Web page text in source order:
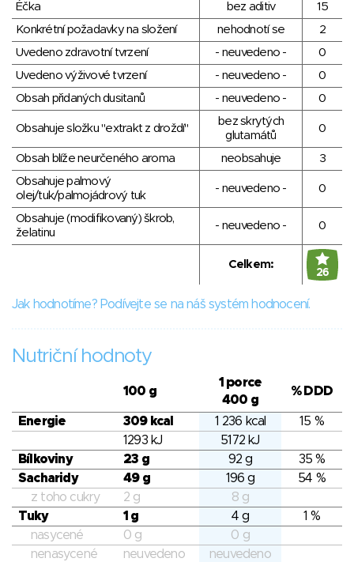
Éčka
bez aditiv
15
Konkrétní požadavky na složení
nehodnotí se
2
Uvedeno zdravotní tvrzení
- neuvedeno -
0
Uvedeno výživové tvrzení
- neuvedeno -
0
Obsah přidaných dusitanů
- neuvedeno - 0
Obsahuje složku "extrakt z droždí"
bez skrytých
glutamátů
0
Obsah blíže neurčeného aroma neobsahuje
3
Obsahuje palmový
olej/tuk/palmojádrový tuk
- neuvedeno - 0
Obsahuje (modifikovaný) škrob,
želatinu
- neuvedeno - 0
Celkem:
26
Jak hodnotíme? Podívejte se na náš systém hodnocení.
Nutriční hodnoty
100 g
1 porce
400 g
% DDD
Energie 309 kcal 1 236 kcal
15 %
1293 kJ
5172 kJ
Bílkoviny
23 g 92 g
35 %
Sacharidy
49 g 196 g
54 %
z toho cukry
2 g
8 g
Tuky
1 g 4 g
1 %
nasycené
0 g
0 g
nenasycené
neuvedeno
neuvedeno